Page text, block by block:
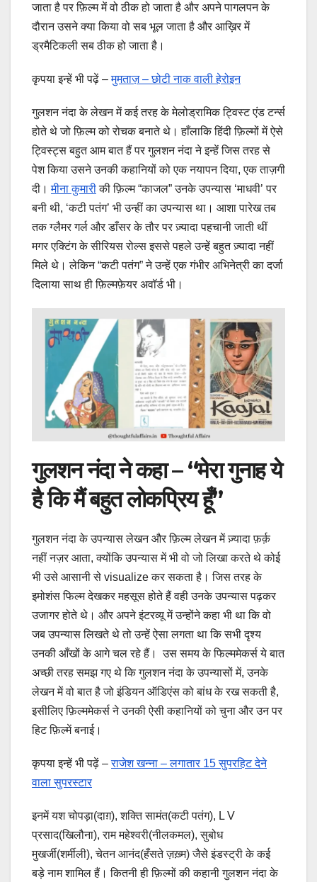
जाता है पर फ़िल्म में वो ठीक हो जाता है और अपने पागलपन के
दौरान उसने क्या किया वो सब भूल जाता है और आख़िर में
ड्रमैटिकली सब ठीक हो जाता है।
कृपया इन्हें भी पढ़ें –मुमताज़ – छोटी नाक वाली हेरोइन
गुलशन नंदा के लेखन में कई तरह के मेलोड्रामिक ट्विस्ट एंड टर्न्स
होते थे जो फ़िल्म को रोचक बनाते थे। हाँलाकि हिंदी फ़िल्मों में ऐसे
ट्विस्ट्स बहुत आम बात हैं पर गुलशन नंदा ने इन्हें जिस तरह से
पेश किया उसने उनकी कहानियों को एक नयापन दिया, एक ताज़गी
दी।मीना कुमारीकी फ़िल्म “काजल” उनके उपन्यास ‘माधवी’ पर
बनी थी, ‘कटी पतंग’ भी उन्हीं का उपन्यास था। आशा पारेख तब
तक ग्लैमर गर्ल और डाँसर के तौर पर ज़्यादा पहचानी जाती थीं
मगर एक्टिंग के सीरियस रोल्स इससे पहले उन्हें बहुत ज़्यादा नहीं
मिले थे। लेकिन “कटी पतंग” ने उन्हें एक गंभीर अभिनेत्री का दर्जा
दिलाया साथ ही फ़िल्मफ़ेयर अवॉर्ड भी।
गुलशन नंदा ने कहा – “मेरा गुनाह ये
है कि मैं बहुत लोकप्रिय हूँ”
गुलशन नंदा के उपन्यास लेखन और फ़िल्म लेखन में ज़्यादा फ़र्क़
नहीं नज़र आता, क्योंकि उपन्यास में भी वो जो लिखा करते थे कोई
भी उसे आसानी से visualize कर सकता है। जिस तरह के
इमोशंस फिल्म देखकर महसूस होते हैं वही उनके उपन्यास पढ़कर
उजागर होते थे। और अपने इंटरव्यू में उन्होंने कहा भी था कि वो
जब उपन्यास लिखते थे तो उन्हें ऐसा लगता था कि सभी दृश्य
उनकी आँखों के आगे चल रहे हैं। उस समय के फिल्ममेकर्स ये बात
अच्छी तरह समझ गए थे कि गुलशन नंदा के उपन्यासों में, उनके
लेखन में वो बात है जो इंडियन ऑडिएंस को बांध के रख सकती है,
इसीलिए फ़िल्ममेकर्स ने उनकी ऐसी कहानियों को चुना और उन पर
हिट फ़िल्में बनाई।
कृपया इन्हें भी पढ़ें –राजेश खन्ना – लगातार 15 सुपरहिट देने
वाला सुपरस्टार
इनमें यश चोपड़ा(दाग़), शक्ति सामंत(कटी पतंग), L V
प्रसाद(खिलौना), राम महेश्वरी(नीलकमल), सुबोध
मुखर्जी(शर्मीली), चेतन आनंद(हँसते ज़ख़्म) जैसे इंडस्ट्री के कई
बड़े नाम शामिल हैं। कितनी ही फ़िल्मों की कहानी गुलशन नंदा के